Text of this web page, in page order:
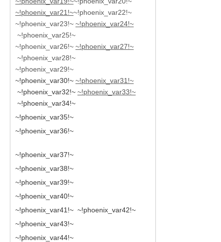
~!phoenix_var21!~~!phoenix_var22!~
~!phoenix_var23!~ ~!phoenix_var24!~
~!phoenix_var25!~
~!phoenix_var26!~ ~!phoenix_var27!~
~!phoenix_var28!~
~!phoenix_var29!~
~!phoenix_var30!~ ~!phoenix_var31!~
~!phoenix_var32!~ ~!phoenix_var33!~
~!phoenix_var34!~
~!phoenix_var35!~
~!phoenix_var36!~
~!phoenix_var37!~
~!phoenix_var38!~
~!phoenix_var39!~
~!phoenix_var40!~
~!phoenix_var41!~ ~!phoenix_var42!~
~!phoenix_var43!~
~!phoenix_var44!~